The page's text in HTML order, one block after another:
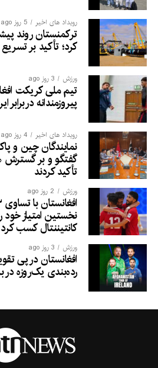
رویداد های اخیر 5 روز ago
ترکمنستان روند
کرد؛ تأکید بر
ورزش 3 روز ago
تیم ملی کریکت
پیروزمندانه دربرابر
رویداد های اخیر 4 روز ago
نمایندگان چین و
گفتگو و بر گسترش
تأکید کردند
ورزش 2 روز ago
نخستین امتیاز خود
کانتیننتال کسب کرد
ورزش 3 روز ago
افغانستان در پی
رده‌بندی یک‌روزه در